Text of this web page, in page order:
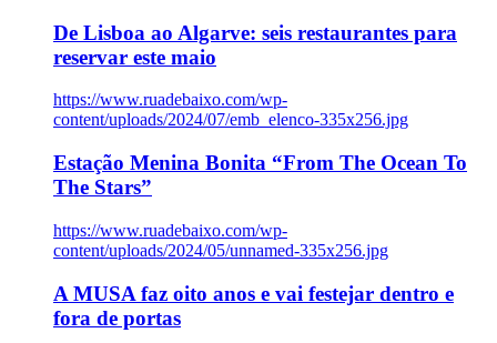
De Lisboa ao Algarve: seis restaurantes para
reservar este maio
https://www.ruadebaixo.com/wp-
content/uploads/2024/07/emb_elenco-335x256.jpg
Estação Menina Bonita “From The Ocean To
The Stars”
https://www.ruadebaixo.com/wp-
content/uploads/2024/05/unnamed-335x256.jpg
A MUSA faz oito anos e vai festejar dentro e
fora de portas